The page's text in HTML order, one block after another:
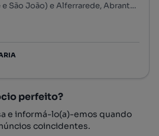
Abrantes (São Vicente e São João) e Alferrarede, Abrantes, Santarém
perfeito?
e informá-lo(a)-emos quando
coincidentes.